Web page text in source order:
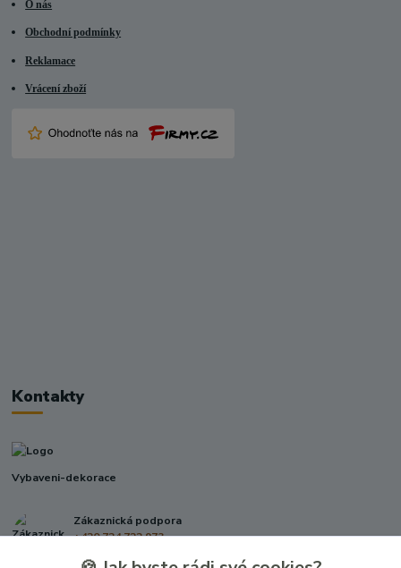
O nás
Obchodní podmínky
Reklamace
Vrácení zboží
Kontakty
Vybaveni-dekorace
Zákaznická podpora
+420 724 722 973